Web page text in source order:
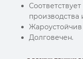
производства
Жароустойчив
Долговечен.